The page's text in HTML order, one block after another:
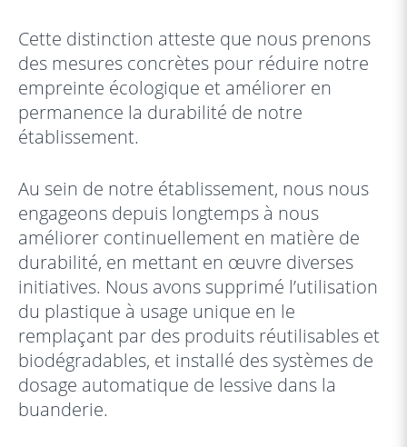
Cette distinction atteste que nous prenons
des mesures concrètes pour réduire notre
empreinte écologique et améliorer en
permanence la durabilité de notre
établissement.
Au sein de notre établissement, nous nous
engageons depuis longtemps à nous
améliorer continuellement en matière de
durabilité, en mettant en œuvre diverses
initiatives. Nous avons supprimé l’utilisation
du plastique à usage unique en le
remplaçant par des produits réutilisables et
biodégradables, et installé des systèmes de
dosage automatique de lessive dans la
buanderie.